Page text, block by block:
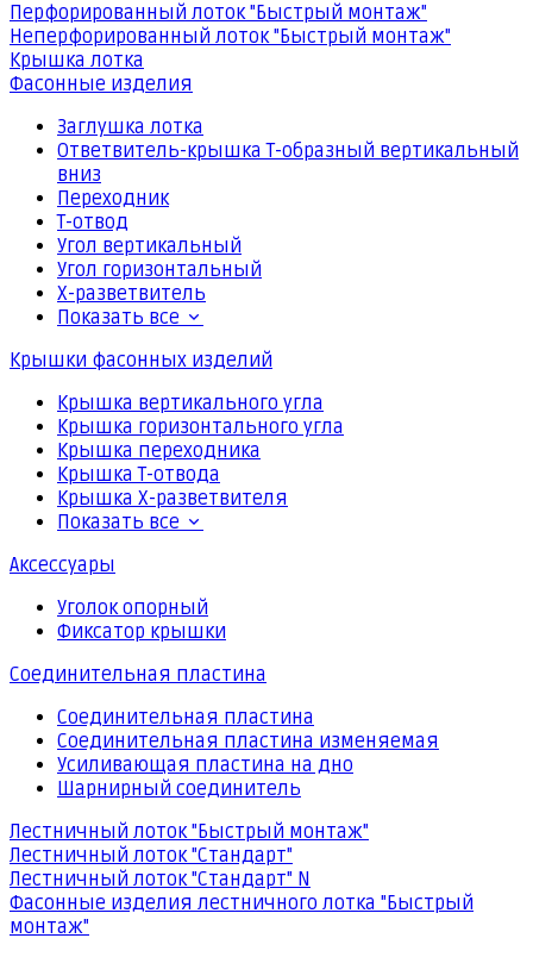
Перфорированный лоток "Быстрый монтаж"
Неперфорированный лоток "Быстрый монтаж"
Крышка лотка
Фасонные изделия
Заглушка лотка
Ответвитель-крышка Т-образный вертикальный
вниз
Переходник
Т-отвод
Угол вертикальный
Угол горизонтальный
Х-разветвитель
Показать все
Крышки фасонных изделий
Крышка вертикального угла
Крышка горизонтального угла
Крышка переходника
Крышка Т-отвода
Крышка Х-разветвителя
Показать все
Аксессуары
Уголок опорный
Фиксатор крышки
Соединительная пластина
Соединительная пластина
Соединительная пластина изменяемая
Усиливающая пластина на дно
Шарнирный соединитель
Лестничный лоток "Быстрый монтаж"
Лестничный лоток "Стандарт"
Лестничный лоток "Стандарт" N
Фасонные изделия лестничного лотка "Быстрый
монтаж"